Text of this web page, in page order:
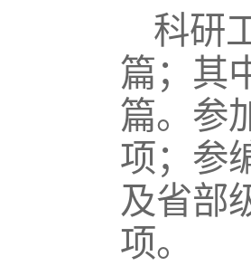
科研
篇；其
篇。参
项；参
及省部
项。